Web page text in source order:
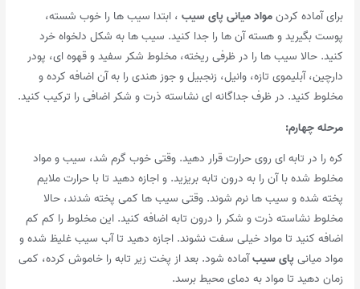
برای آماده کردنمواد میانی پای سیب ، ابتدا سیب ها را خوب شسته،
پوست بگیرید و هسته آن ها را جدا کنید. سیب ها به شکل دلخواه خرد
کنید. حالا سیب ها را در ظرفی ریخته، مخلوط شکر سفید و قهوه ای، پودر
دارچین، آبلیموی تازه، وانیل، زنجبیل و جوز هندی را به آن اضافه کرده و
مخلوط کنید. در ظرف جداگانه ای نشاسته ذرت و شکر اضافی را ترکیب کنید.
مرحله چهارم:
کره را در تابه ای روی حرارت قرار دهید. وقتی خوب گرم شد، سیب و مواد
مخلوط شده با آن را به درون تابه بریزید. و اجازه دهید تا با حرارت ملایم
پخته شده و سیب ها نرم شوند. وقتی سیب ها کمی پخته شدند، حالا
مخلوط نشاسته ذرت و شکر را درون تابه اضافه کنید. این مخلوط را کم کم
اضافه کنید تا مواد خیلی سفت نشوند. اجازه دهید تا آب سیب غلیظ شده و
مواد میانیپای سیبآماده شود. بعد از پخت زیر تابه را خاموش کرده، کمی
زمان دهید تا مواد به دمای محیط برسد.